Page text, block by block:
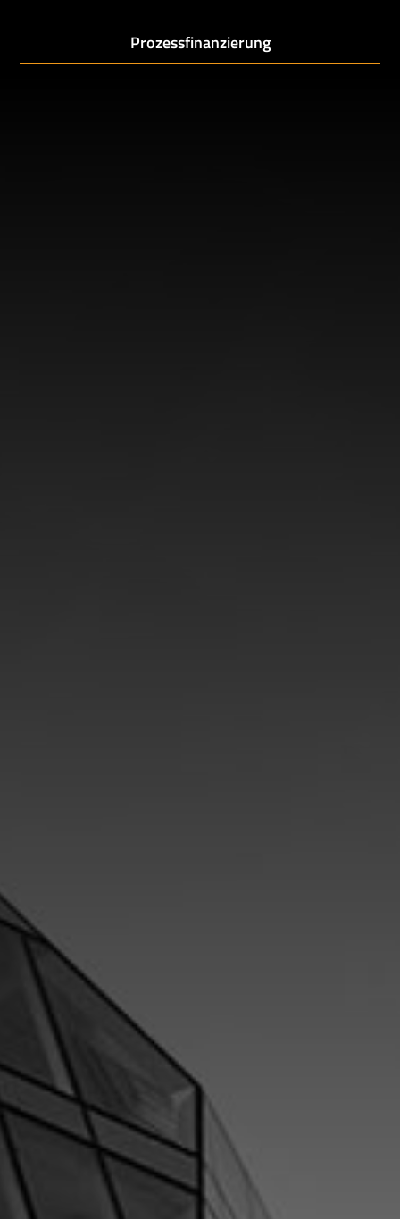
Prozessfinanzierung